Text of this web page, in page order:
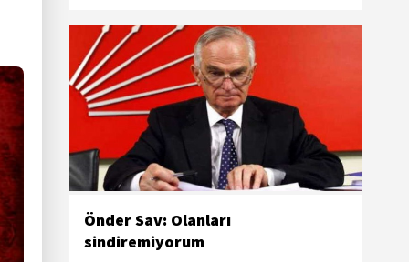
Önder Sav: Olanları
sindiremiyorum